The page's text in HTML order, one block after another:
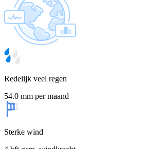
Redelijk veel regen
54.0 mm per maand
Sterke wind